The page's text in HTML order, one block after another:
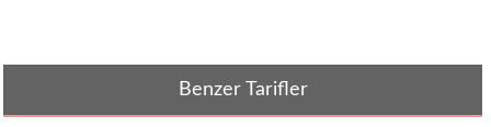
Benzer Tarifler